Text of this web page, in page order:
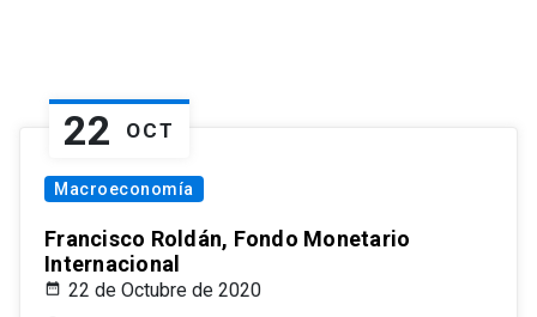
22 OCT
Macroeconomía
Francisco Roldán, Fondo Monetario
Internacional
22 de Octubre de 2020